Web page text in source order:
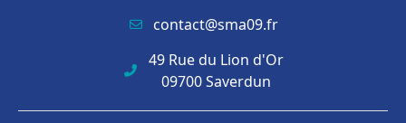
contact@sma09.fr
49 Rue du Lion d'Or
09700 Saverdun